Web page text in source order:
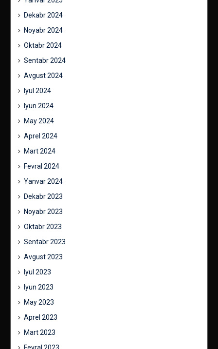
Dekabr 2024
Noyabr 2024
Oktabr 2024
Sentabr 2024
Avgust 2024
Iyul 2024
Iyun 2024
May 2024
Aprel 2024
Mart 2024
Fevral 2024
Yanvar 2024
Dekabr 2023
Noyabr 2023
Oktabr 2023
Sentabr 2023
Avgust 2023
Iyul 2023
Iyun 2023
May 2023
Aprel 2023
Mart 2023
Fevral 2023